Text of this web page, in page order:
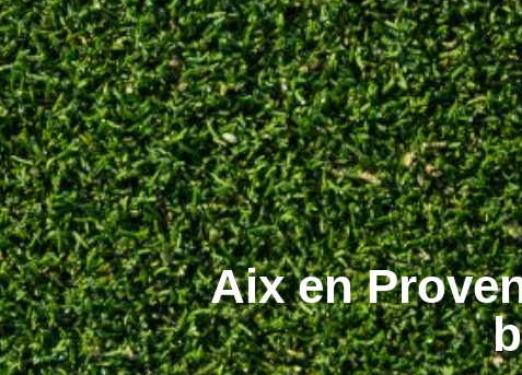
Aix en